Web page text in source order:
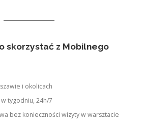
skorzystać z Mobilnego
i okolicach
tygodniu, 24h/7
bez konieczności wizyty w warsztacie